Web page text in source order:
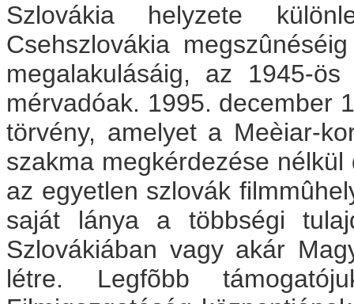
Szlovákia helyzete
Csehszlovákia
megalakulásáig, az 1945-
mérvadóak. 1995. december
törvény, amelyet a Meèiar-
szakma megkérdezése
az egyetlen szlovák
saját lánya a többségi
Szlovákiában vagy akár
létre. Legfõbb